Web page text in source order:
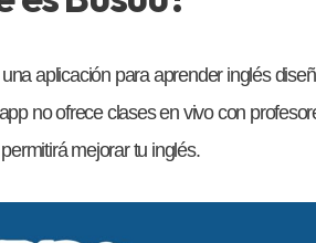
aplicación para aprender inglés
no ofrece clases en vivo con
mejorar tu inglés.